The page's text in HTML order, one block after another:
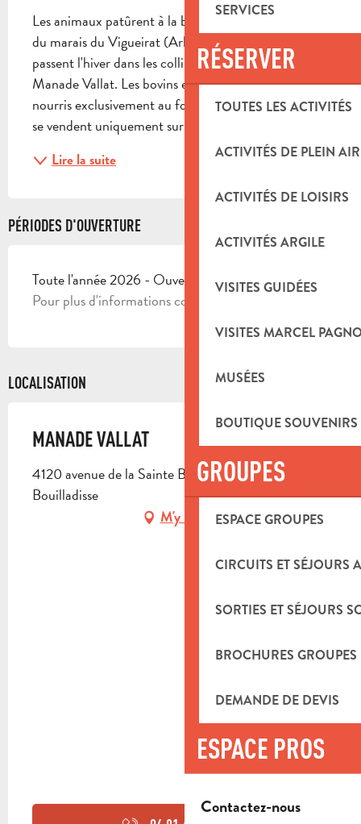
SERVICES
RÉSERVER
TOUTES LES ACTIVITÉS
ACTIVITÉS DE PLEIN AIR
ACTIVITÉS DE LOISIRS
ACTIVITÉS ARGILE
VISITES GUIDÉES
VISITES MARCEL
MUSÉES
BOUTIQUE
GROUPES
ESPACE GROUPES
CIRCUITS ET SÉJOURS
SORTIES ET SÉJOURS
BROCHURES GROUPES
DEMANDE DE DEVIS
ESPACE PROS
Contactez-nous
Les animaux patûrent à la belle saison dans la réserve
du marais du Vigueirat (Arles) sur 400 hectares et
passent l'hiver dans les collines de la Bouilladisse à la
Manade Vallat. Les bovins en liberté sont donc
nourris exclusivement au foin et à l'herbe. Les colis
se vendent uniquement sur...
Lire la suite
PÉRIODES D'OUVERTURE
Toute l'année 2026 - Ouvert tous les jours
Pour plus d'informations consulter la manade.
LOCALISATION
MANADE VALLAT
4120 avenue de la Sainte Baume, 13720 La
Bouilladisse
M'y rendre